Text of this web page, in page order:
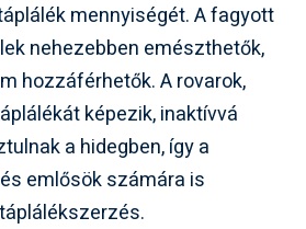
mennyiségét. A fagyott
nehezebben emészthetők,
hozzáférhetők. A rovarok,
képezik, inaktívvá
a hidegben, így a
emlősök számára is